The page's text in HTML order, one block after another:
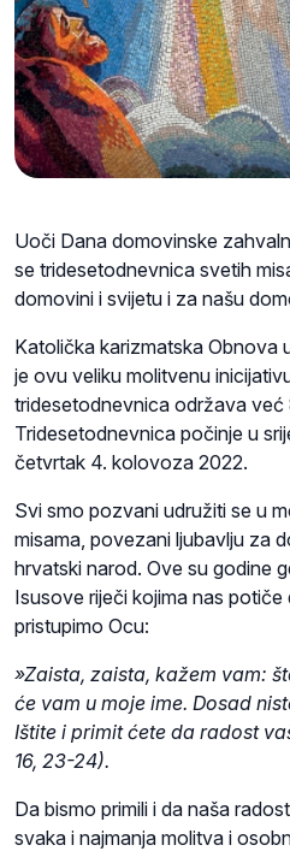
Uoči Dana domovinske
se tridesetodnevnica svetih
domovini i svijetu i za našu
Katolička karizmatska Obnova
je ovu veliku molitvenu
tridesetodnevnica održava već
Tridesetodnevnica počinje u
četvrtak 4. kolovoza 2022.
Svi smo pozvani udružiti se u
misama, povezani ljubavlju za
hrvatski narod. Ove su godine
Isusove riječi kojima nas
pristupimo Ocu:
»Zaista, zaista, kažem vam:
će vam u moje ime. Dosad
Ištite i primit ćete da radost
16, 23-24).
Da bismo primili i da naša
svaka i najmanja molitva i